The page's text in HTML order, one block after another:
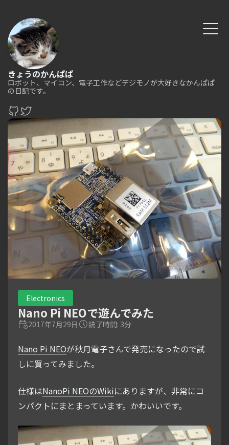
きょうのかんぱぱ
ロボット、マイコン、電子工作などデジモノが大好きなかんぱぱ
の日記です。
Electronics
Nano Pi NEOで遊んでみた
2017年7月29日 読了時間: 3分
Nano Pi NEOが秋月電子さんで発売になったので試
しに買ってみました。
仕様はNanoPi NEOのWikiにありますが、非常にコ
ンパクトにまとまっています。かわいいです。